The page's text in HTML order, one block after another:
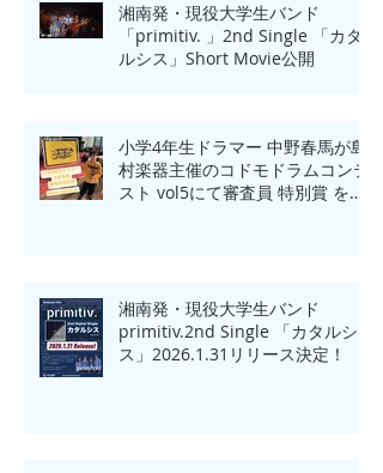
湘南発・現役大学生バンド
「primitiv. 」2nd Single 「カタ
ルシス」Short Movie公開
小学4年生ドラマー 中野春馬が島
村楽器主催のコドモドラムコンテ
スト vol5にて審査員 特別賞 を受
湘南発・現役大学生バンド
primitiv.2nd Single 「カタルシ
ス」2026.1.31リリース決定！